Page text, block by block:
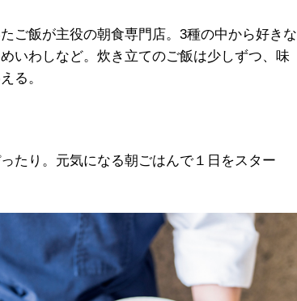
ご飯が主役の朝食専門店。3種の中から好きな
いわしなど。炊き立てのご飯は少しずつ、味
る。
たり。元気になる朝ごはんで１日をスター